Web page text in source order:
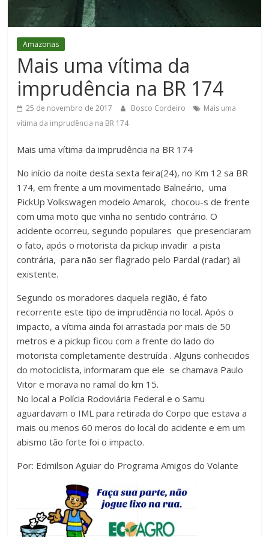
Figueiredo
Amazonas
Mais uma vítima da
imprudência na BR 174
25 de novembro de 2017 Bosco Cordeiro
Mais uma
vítima da imprudência na BR 174
Mais uma vítima da imprudência na BR 174
No início da noite desta sexta feira(24), no Km 12 sa BR
174, em frente a um movimentado Balneário, uma
PickUp Volkswagen modelo Amarok, chocou-s de frente
com uma moto que vinha no sentido contrário. O
acidente ocorreu, segundo populares que presenciaram
o fato, após o motorista da pickup invadir a pista
contrária, para não ser flagrado pelo Pardal (radar) ali
existente.
Segundo os moradores daquela região, é fato
recorrente este tipo de imprudência no local. Após o
impacto, a vítima ainda foi arrastada por mais de 50
metros e a pickup ficou com a frente do lado do
motorista completamente destruída . Alguns conhecidos
do motociclista, informaram que ele se chamava Paulo
Vitor e morava no ramal do km 15.
No local a Polícia Rodoviária Federal e o Samu
aguardavam o IML para retirada do Corpo que estava a
mais ou menos 60 meros do local do acidente e em um
abismo tão forte foi o impacto.
Por: Edmilson Aguiar do Programa Amigos do Volante